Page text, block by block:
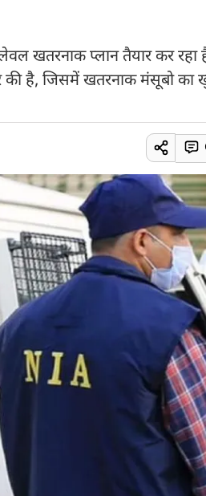
खतरनाक प्लान तैयार कर रहा
की है, जिसमें खतरनाक मंसूबो का